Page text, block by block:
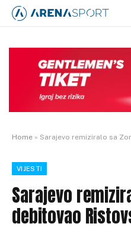
Home » Sarajevo remiziralo sa
VIJESTI
Sarajevo
debitovao